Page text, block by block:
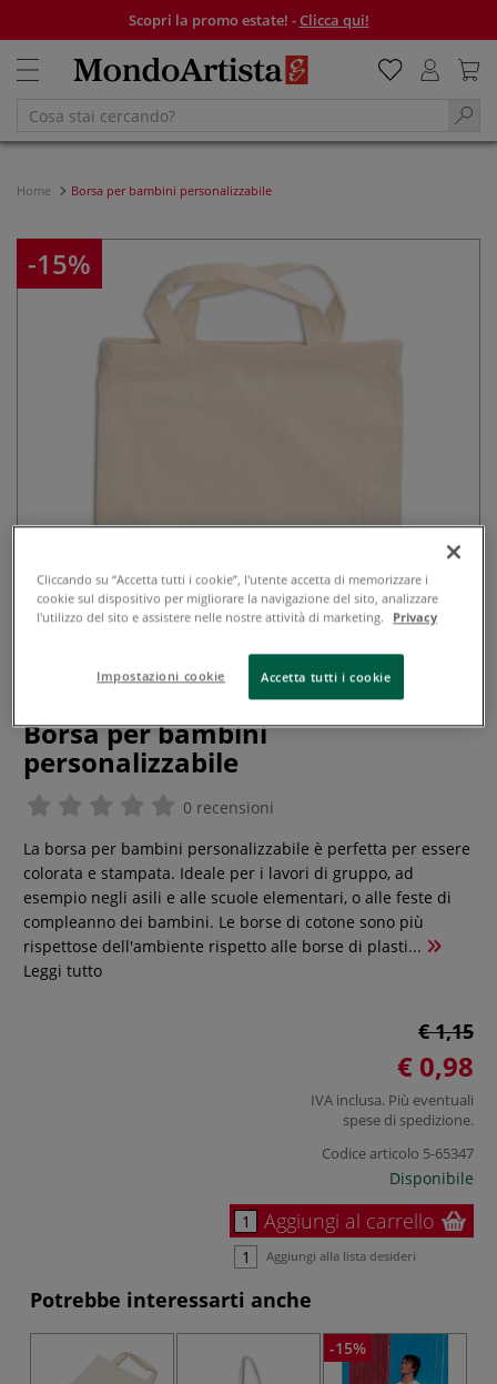
Scopri la promo estate! -Clicca qui!
Home Borsa per bambini personalizzabile
-15%
Borsa per bambini
personalizzabile
0 recensioni
La borsa per bambini personalizzabile è perfetta per essere
colorata e stampata. Ideale per i lavori di gruppo, ad
esempio negli asili e alle scuole elementari, o alle feste di
compleanno dei bambini. Le borse di cotone sono più
rispettose dell'ambiente rispetto alle borse di plasti...
Leggi tutto
€ 1,15
€ 0,98
IVA inclusa. Più eventuali
spese di spedizione.
Codice articolo 5-65347
Disponibile
Aggiungi al carrello
Aggiungi alla lista desideri
Potrebbe interessarti anche
-15%
Cliccando su “Accetta tutti i cookie”, l'utente accetta di memorizzare i
cookie sul dispositivo per migliorare la navigazione del sito, analizzare
l'utilizzo del sito e assistere nelle nostre attività di marketing.
Privacy
Impostazioni cookie Accetta tutti i cookie